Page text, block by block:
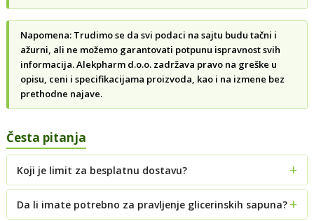
Napomena: Trudimo se da svi podaci na sajtu budu tačni i
ažurni, ali ne možemo garantovati potpunu ispravnost svih
informacija. Alekpharm d.o.o. zadržava pravo na greške u
opisu, ceni i specifikacijama proizvoda, kao i na izmene bez
prethodne najave.
Česta pitanja
Koji je limit za besplatnu dostavu?
Da li imate potrebno za pravljenje glicerinskih sapuna?